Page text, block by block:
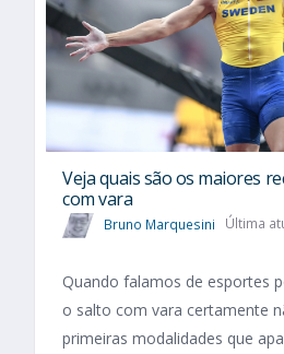
Veja quais são os maiores
com vara
Bruno Marquesini Última
Quando falamos de esportes
o salto com vara certamente
primeiras modalidades que